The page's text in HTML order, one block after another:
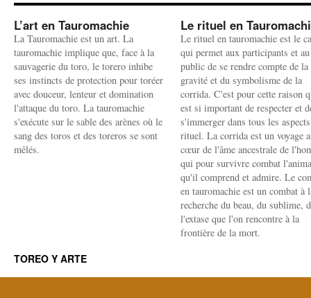
L’art en Tauromachie
La Tauromachie est un art. La
tauromachie implique que, face à la
sauvagerie du toro, le torero inhibe
ses instincts de protection pour toréer
avec douceur, lenteur et domination
l'attaque du toro. La tauromachie
s'exécute sur le sable des arènes où le
sang des toros et des toreros se sont
mêlés.
Le rituel en
Le rituel en tauromachie est le
qui permet aux participants et au
public de se rendre compte de la
gravité et du symbolisme de la
corrida. C'est pour cette raison
est si important de respecter et
s'immerger dans tous les
rituel. La corrida est un voyage
cœur de l'âme ancestrale de
qui pour survivre combat
qu'il comprend et admire. Le
en tauromachie est un combat à
recherche du beau, du sublime,
l'extase que l'on rencontre à la
frontière de la mort.
TOREO Y ARTE